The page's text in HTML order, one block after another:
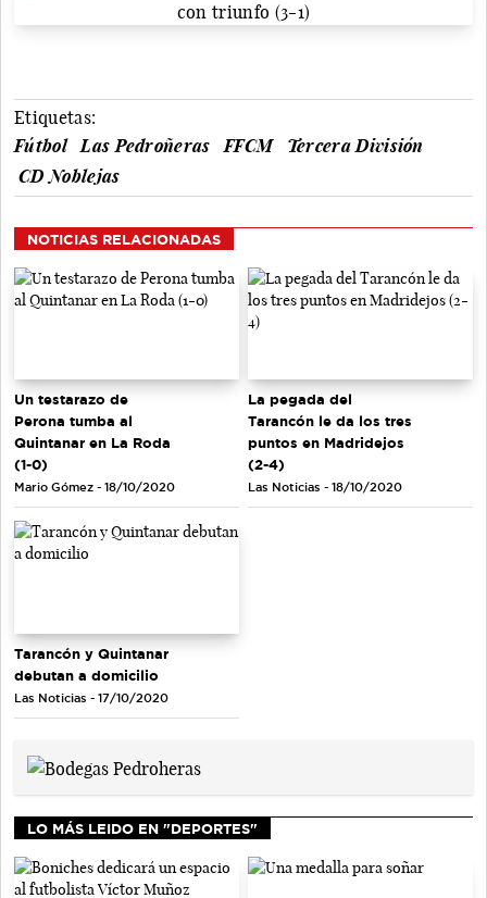
Etiquetas:
Fútbol
Las Pedroñeras FFCM
Tercera División
CD Noblejas
NOTICIAS RELACIONADAS
Un testarazo de
Perona tumba al
Quintanar en La Roda
(1-0)
Mario Gómez - 18/10/2020
La pegada del
Tarancón le da los tres
puntos en Madridejos
(2-4)
Las Noticias - 18/10/2020
Tarancón y Quintanar
debutan a domicilio
Las Noticias - 17/10/2020
LO MÁS LEIDO EN "DEPORTES"